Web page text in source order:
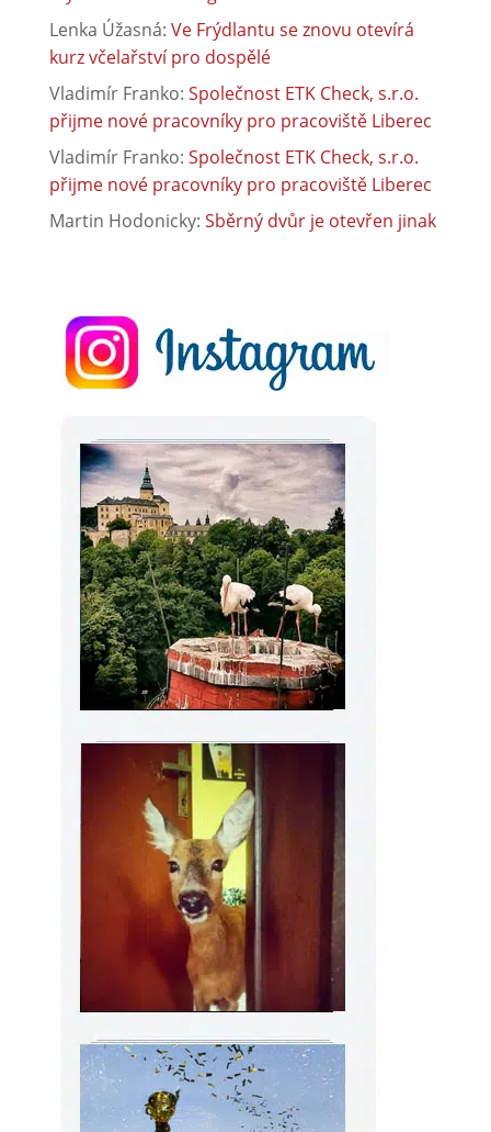
Lenka Úžasná: Ve Frýdlantu se znovu otevírá
kurz včelařství pro dospělé
Vladimír Franko: Společnost ETK Check, s.r.o.
přijme nové pracovníky pro pracoviště Liberec
Vladimír Franko: Společnost ETK Check, s.r.o.
přijme nové pracovníky pro pracoviště Liberec
Martin Hodonicky: Sběrný dvůr je otevřen jinak